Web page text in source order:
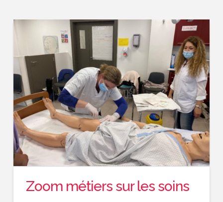
Zoom métiers sur les soins